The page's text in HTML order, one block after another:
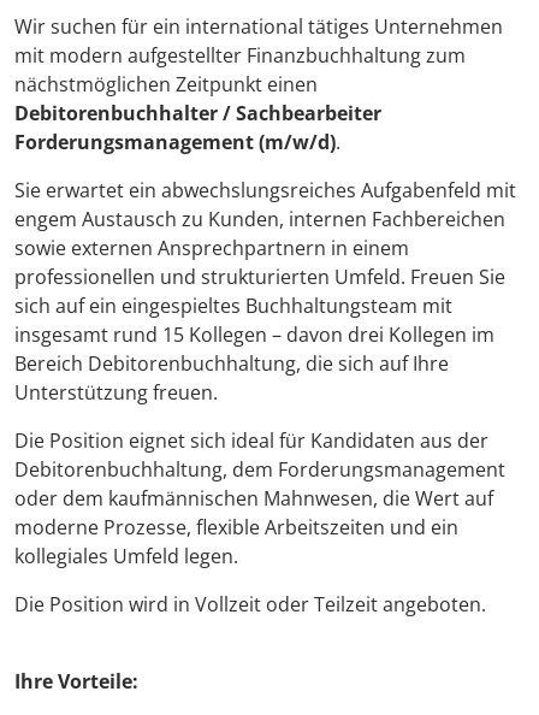
Wir suchen für ein international tätiges Unternehmen
mit modern aufgestellter Finanzbuchhaltung zum
nächstmöglichen Zeitpunkt einen
Debitorenbuchhalter / Sachbearbeiter
Forderungsmanagement (m/w/d).
Sie erwartet ein abwechslungsreiches Aufgabenfeld mit
engem Austausch zu Kunden, internen Fachbereichen
sowie externen Ansprechpartnern in einem
professionellen und strukturierten Umfeld. Freuen Sie
sich auf ein eingespieltes Buchhaltungsteam mit
insgesamt rund 15 Kollegen – davon drei Kollegen im
Bereich Debitorenbuchhaltung, die sich auf Ihre
Unterstützung freuen.
Die Position eignet sich ideal für Kandidaten aus der
Debitorenbuchhaltung, dem Forderungsmanagement
oder dem kaufmännischen Mahnwesen, die Wert auf
moderne Prozesse, flexible Arbeitszeiten und ein
kollegiales Umfeld legen.
Die Position wird in Vollzeit oder Teilzeit angeboten.
Ihre Vorteile: